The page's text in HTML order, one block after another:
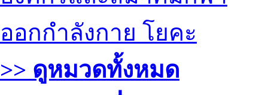
ออกกำลังกาย โยคะ
>> ดูหมวดทั้งหมด